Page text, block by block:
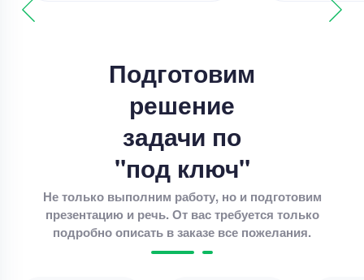
Подготовим
решение
задачи по
"под ключ"
Не только выполним работу, но и подготовим
презентацию и речь. От вас требуется только
подробно описать в заказе все пожелания.
Срок выполнения7 дней
Решение задач
решение задач в Access